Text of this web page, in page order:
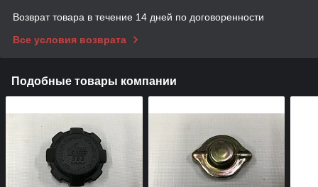
Возврат товара в течение 14 дней по договоренности
Все условия возврата
Подобные товары компании